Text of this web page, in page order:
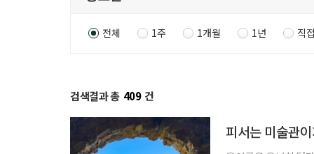
전체 1주 1개월 1년 직
검색결과 총 409 건
피서는 미술관